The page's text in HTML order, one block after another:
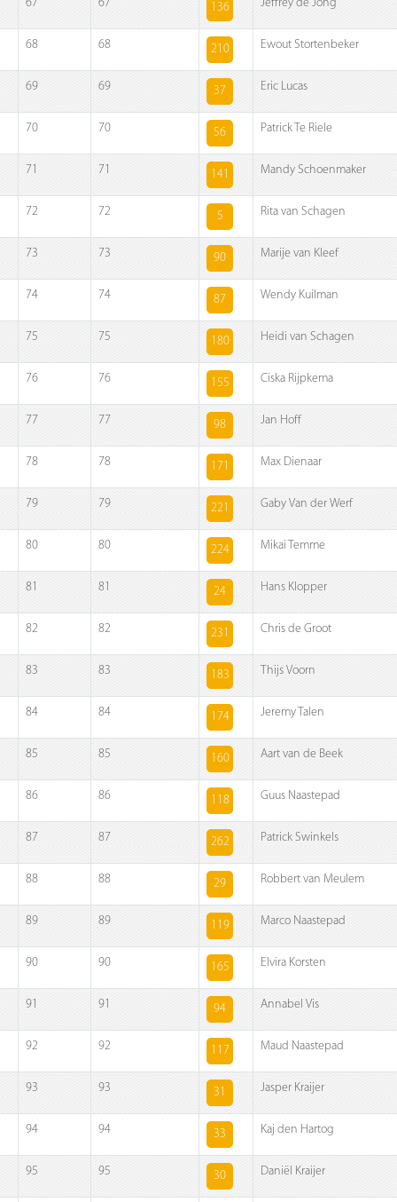
67 67 136 Jeffrey de Jong
68 68 210 Ewout Stortenbeker
69 69 37 Eric Lucas
70 70 56 Patrick Te Riele
71 71 141 Mandy Schoenmaker
72 72 5 Rita van Schagen
73 73 90 Marije van Kleef
74 74 87 Wendy Kuilman
75 75 180 Heidi van Schagen
76 76 155 Ciska Rijpkema
77 77 98 Jan Hoff
78 78 171 Max Dienaar
79 79 221 Gaby Van der Werf
80 80 224 Mikai Temme
81 81 24 Hans Klopper
82 82 231 Chris de Groot
83 83 183 Thijs Voorn
84 84 174 Jeremy Talen
85 85 160 Aart van de Beek
86 86 118 Guus Naastepad
87 87 262 Patrick Swinkels
88 88 29 Robbert van Meulem
89 89 119 Marco Naastepad
90 90 165 Elvira Korsten
91 91 94 Annabel Vis
92 92 117 Maud Naastepad
93 93 31 Jasper Kraijer
94 94 33 Kaj den Hartog
95 95 30 Daniël Kraijer